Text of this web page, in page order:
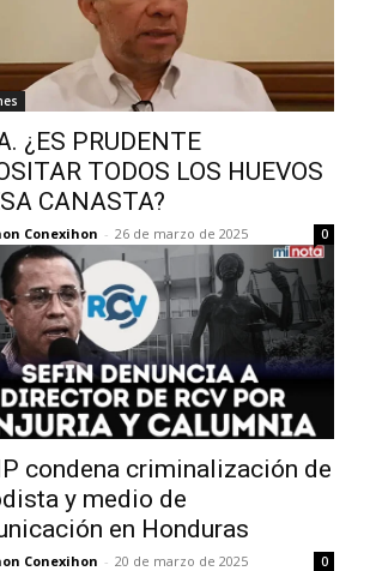
¿ES PRUDENTE
TODOS LOS HUEVOS
CANASTA?
Conexihon - 26 de marzo de 2025 0
condena criminalización de
y medio de
en Honduras
Conexihon - 20 de marzo de 2025 0